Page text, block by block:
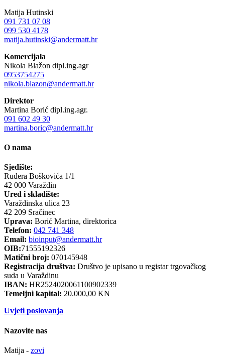
Matija Hutinski
091 731 07 08
099 530 4178
matija.hutinski@andermatt.hr
Komercijala
Nikola Blažon dipl.ing.agr
0953754275
nikola.blazon@andermatt.hr
Direktor
Martina Borić dipl.ing.agr.
091 602 49 30
martina.boric@andermatt.hr
O nama
Sjedište:
Ruđera Boškovića 1/1
42 000 Varaždin
Ured i skladište:
Varaždinska ulica 23
42 209 Sračinec
Uprava: Borić Martina, direktorica
Telefon: 042 741 348
Email: bioinput@andermatt.hr
OIB:71555192326
Matični broj: 070145948
Registracija društva: Društvo je upisano u registar trgovačkog
suda u Varaždinu
IBAN: HR2524020061100902339
Temeljni kapital: 20.000,00 KN
Uvjeti poslovanja
Nazovite nas
Matija - zovi